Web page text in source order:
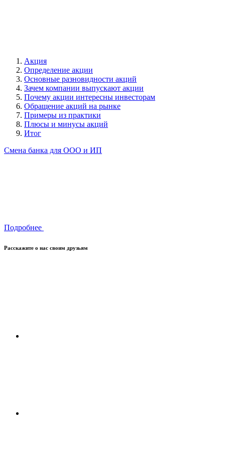
Акция
Определение акции
Основные разновидности акций
Зачем компании выпускают акции
Почему акции интересны инвесторам
Обращение акций на рынке
Примеры из практики
Плюсы и минусы акций
Итог
Смена банка для ООО и ИП
Подробнее
Расскажите о нас своим друзьям